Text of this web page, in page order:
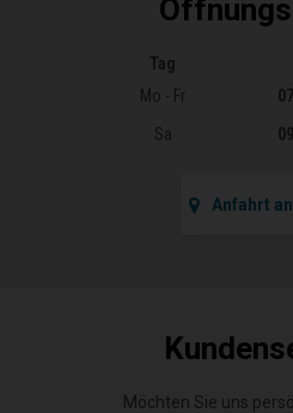
Öffnungszeiten
Tag
Mo - Fr
Sa
Anfahrt
Möchten Sie uns